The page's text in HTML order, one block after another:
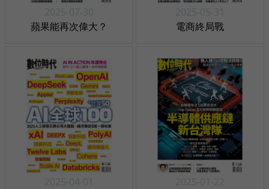
蘋果能再次偉大？
電商終局戰